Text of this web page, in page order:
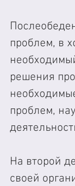
проблем, в
решения
проблем,
На второй
своей